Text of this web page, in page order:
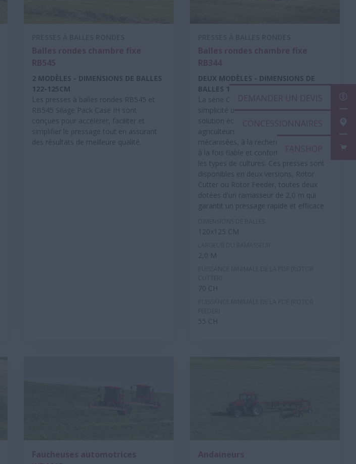
2 MODÈLES - DIMENSIONS DE BALLES
122-125CM
Les presses à balles rondes RB545 et
RB545 Silage Pack Case IH sont
conçues pour accélérer, faciliter et
simplifier le pressage tout en assurant
des résultats de meilleure qualité.
DEUX MODÈLES - DIMENSIONS DE
BALLES 120x125 CM
La série Case IH RB3 se distingue par la
simplicité de sa conception : une
solution économique pour les
agriculteurs à la tête d'exploitations
mécanisées, à la recherche d'une presse
à la fois fiable et confortable dans tous
les types de cultures. Ces presses sont
disponibles en deux versions, Rotor
Cutter ou Rotor Feeder, toutes deux
dotées d'un ramasseur de 2,0 m qui
garantit un pressage rapide et efficace.
120x125 CM
2,0 M
70 CH
55 CH